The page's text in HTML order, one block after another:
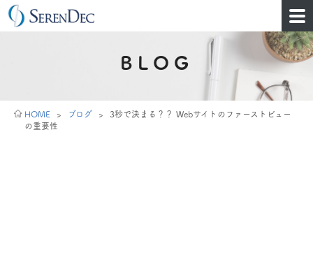
BLOG
HOME > ブログ > 3秒で決まる？？ Webサイトのファーストビュー
の重要性